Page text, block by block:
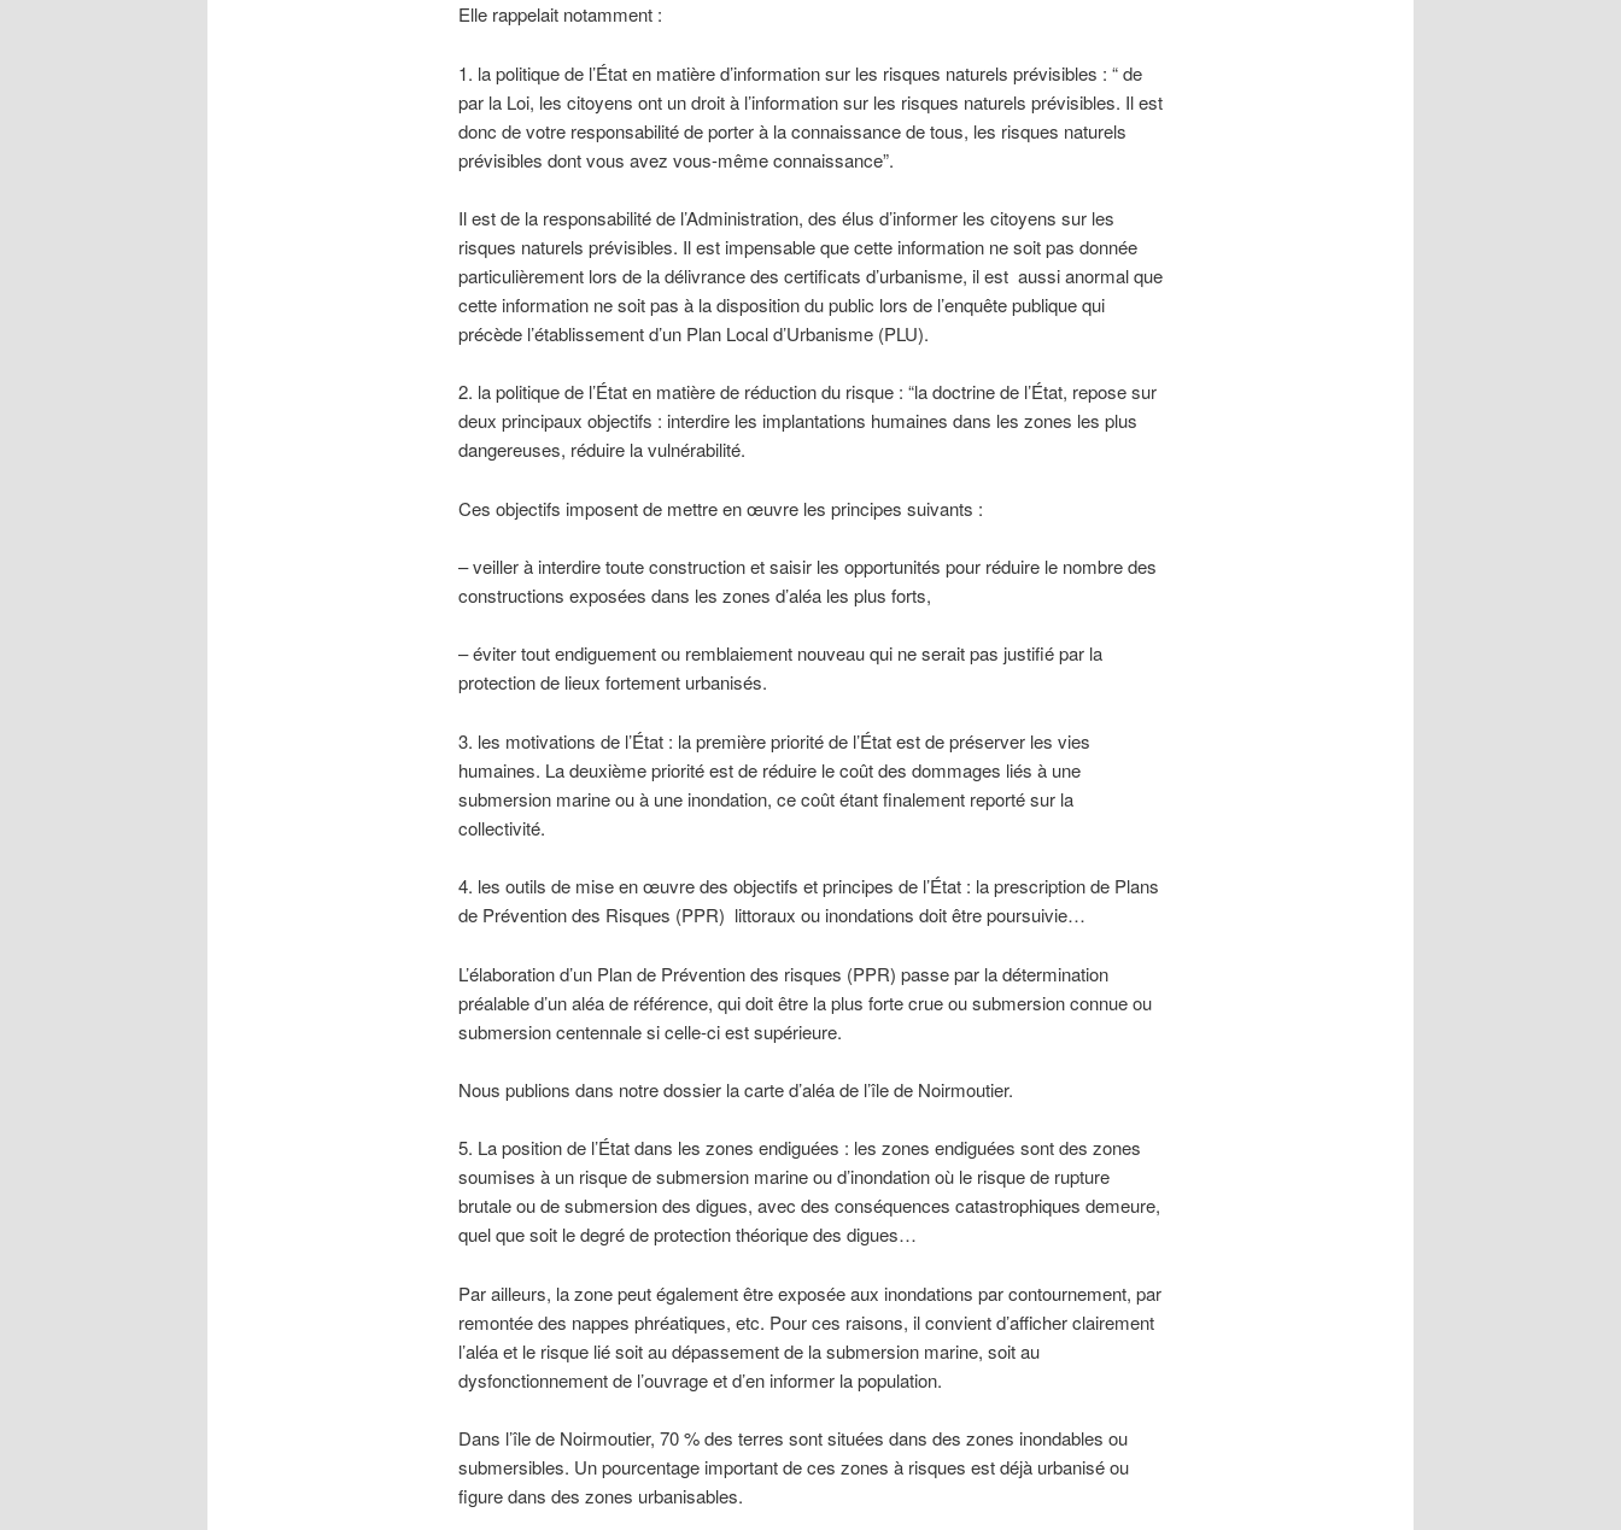
Elle rappelait notamment :
1. la politique de l’État en matière d’information sur les risques naturels prévisibles : “ de
par la Loi, les citoyens ont un droit à l’information sur les risques naturels prévisibles. Il est
donc de votre responsabilité de porter à la connaissance de tous, les risques naturels
prévisibles dont vous avez vous-même connaissance”.
Il est de la responsabilité de l’Administration, des élus d’informer les citoyens sur les
risques naturels prévisibles. Il est impensable que cette information ne soit pas donnée
particulièrement lors de la délivrance des certificats d’urbanisme, il est aussi anormal que
cette information ne soit pas à la disposition du public lors de l’enquête publique qui
précède l’établissement d’un Plan Local d’Urbanisme (PLU).
2. la politique de l’État en matière de réduction du risque : “la doctrine de l’État, repose sur
deux principaux objectifs : interdire les implantations humaines dans les zones les plus
dangereuses, réduire la vulnérabilité.
Ces objectifs imposent de mettre en œuvre les principes suivants :
– veiller à interdire toute construction et saisir les opportunités pour réduire le nombre des
constructions exposées dans les zones d’aléa les plus forts,
– éviter tout endiguement ou remblaiement nouveau qui ne serait pas justifié par la
protection de lieux fortement urbanisés.
3. les motivations de l’État : la première priorité de l’État est de préserver les vies
humaines. La deuxième priorité est de réduire le coût des dommages liés à une
submersion marine ou à une inondation, ce coût étant finalement reporté sur la
collectivité.
4. les outils de mise en œuvre des objectifs et principes de l’État : la prescription de Plans
de Prévention des Risques (PPR) littoraux ou inondations doit être poursuivie…
L’élaboration d’un Plan de Prévention des risques (PPR) passe par la détermination
préalable d’un aléa de référence, qui doit être la plus forte crue ou submersion connue ou
submersion centennale si celle-ci est supérieure.
Nous publions dans notre dossier la carte d’aléa de l’île de Noirmoutier.
5. La position de l’État dans les zones endiguées : les zones endiguées sont des zones
soumises à un risque de submersion marine ou d’inondation où le risque de rupture
brutale ou de submersion des digues, avec des conséquences catastrophiques demeure,
quel que soit le degré de protection théorique des digues…
Par ailleurs, la zone peut également être exposée aux inondations par contournement, par
remontée des nappes phréatiques, etc. Pour ces raisons, il convient d’afficher clairement
l’aléa et le risque lié soit au dépassement de la submersion marine, soit au
dysfonctionnement de l’ouvrage et d’en informer la population.
Dans l’île de Noirmoutier, 70 % des terres sont situées dans des zones inondables ou
submersibles. Un pourcentage important de ces zones à risques est déjà urbanisé ou
figure dans des zones urbanisables.